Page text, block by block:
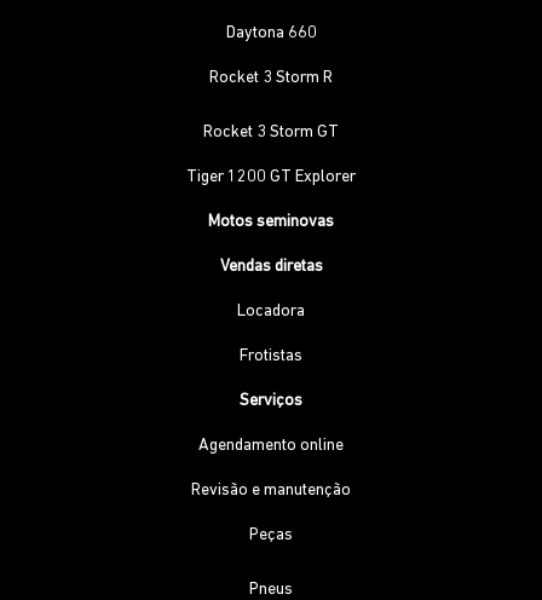
Daytona 660
Rocket 3 Storm R
Rocket 3 Storm GT
Tiger 1200 GT Explorer
Motos seminovas
Vendas diretas
Locadora
Frotistas
Serviços
Agendamento online
Revisão e manutenção
Peças
Pneus